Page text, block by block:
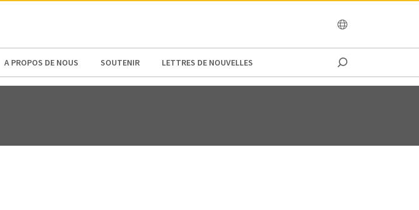
A PROPOS DE NOUS SOUTENIR LETTRES DE NOUVELLES